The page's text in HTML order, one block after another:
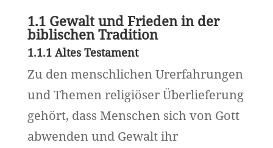
1.1 Gewalt und Frieden in der
biblischen Tradition
1.1.1 Altes Testament
Zu den menschlichen Urerfahrungen
und Themen religiöser Überlieferung
gehört, dass Menschen sich von Gott
abwenden und Gewalt ihr